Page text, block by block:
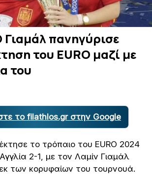
πανηγύρισε
του EURO μαζί με
του
το filathlos.gr στην Google
το τρόπαιο του EURO 2024
2-1, με τον Λαμίν Γιαμάλ
των κορυφαίων του τουρνουά.